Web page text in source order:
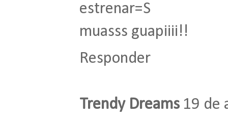
estrenar=S
muasss guapiiii!!
Responder
Trendy Dreams 19 de